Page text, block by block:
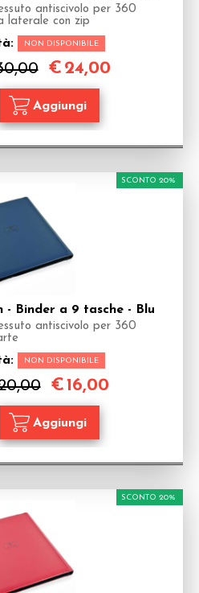
antiscivolo per 360
laterale con zip
NON DISPONIBILE
€ 24,00
- Binder a 9 tasche - Blu
antiscivolo per 360
NON DISPONIBILE
SCONTO 20%
€16,00
SCONTO 20%